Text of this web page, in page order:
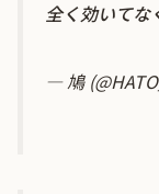
全く効いてな
— 鳩